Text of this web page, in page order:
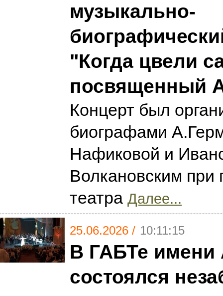
музыкально-
"Когда цвели
посвященный
Концерт был
биографами
Нафиковой и
Волкановским при
театра Далее...
25.06.2026 / 10:11:15
В ГАБТе имени
состоялся